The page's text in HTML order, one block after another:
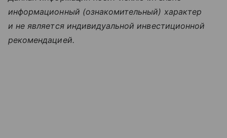
информационный (ознакомительный) характер
и не является индивидуальной инвестиционной
рекомендацией.